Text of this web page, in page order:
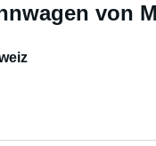
von